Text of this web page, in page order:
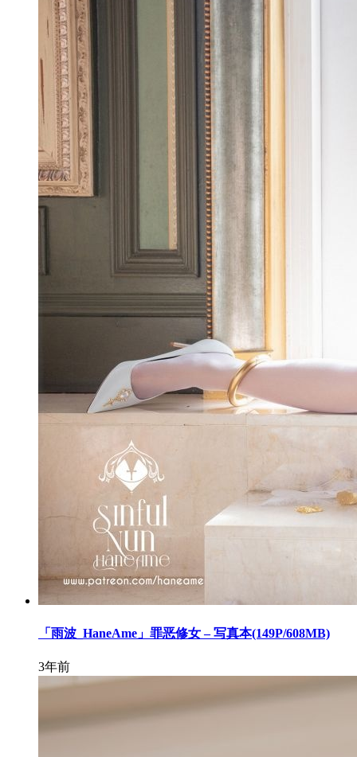
「雨波_HaneAme」罪恶修女 – 写真本(149P/608MB)
3年前